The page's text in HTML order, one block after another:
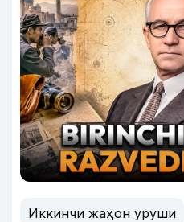
Иккинчи жаҳон уруши